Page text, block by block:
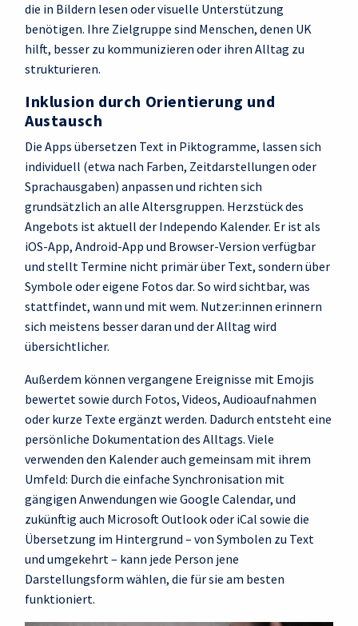
die in Bildern lesen oder visuelle Unterstützung
benötigen. Ihre Zielgruppe sind Menschen, denen UK
hilft, besser zu kommunizieren oder ihren Alltag zu
strukturieren.
Inklusion durch Orientierung und
Austausch
Die Apps übersetzen Text in Piktogramme, lassen sich
individuell (etwa nach Farben, Zeitdarstellungen oder
Sprachausgaben) anpassen und richten sich
grundsätzlich an alle Altersgruppen. Herzstück des
Angebots ist aktuell der Independo Kalender. Er ist als
iOS‑App, Android‑App und Browser-Version verfügbar
und stellt Termine nicht primär über Text, sondern über
Symbole oder eigene Fotos dar. So wird sichtbar, was
stattfindet, wann und mit wem. Nutzer:innen erinnern
sich meistens besser daran und der Alltag wird
übersichtlicher.
Außerdem können vergangene Ereignisse mit Emojis
bewertet sowie durch Fotos, Videos, Audioaufnahmen
oder kurze Texte ergänzt werden. Dadurch entsteht eine
persönliche Dokumentation des Alltags. Viele
verwenden den Kalender auch gemeinsam mit ihrem
Umfeld: Durch die einfache Synchronisation mit
gängigen Anwendungen wie Google Calendar, und
zukünftig auch Microsoft Outlook oder iCal sowie die
Übersetzung im Hintergrund – von Symbolen zu Text
und umgekehrt – kann jede Person jene
Darstellungsform wählen, die für sie am besten
funktioniert.